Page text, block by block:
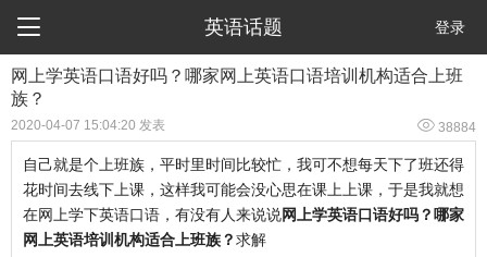
 英语话题 登录
网上学英语口语好吗？哪家网上英语口语培训机构适合上班
族？
2020-04-07 15:04:20 发表  38884
自己就是个上班族，平时里时间比较忙，我可不想每天下了班还得
花时间去线下上课，这样我可能会没心思在课上上课，于是我就想
在网上学下英语口语，有没有人来说说网上学英语口语好吗？哪家
网上英语培训机构适合上班族？求解